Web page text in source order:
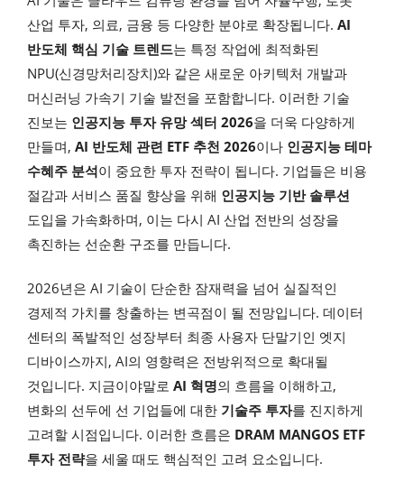
산업 투자, 의료, 금융 등 다양한 분야로 확장됩니다. AI
반도체 핵심 기술 트렌드는 특정 작업에 최적화된
NPU(신경망처리장치)와 같은 새로운 아키텍처 개발과
머신러닝 가속기 기술 발전을 포함합니다. 이러한 기술
진보는 인공지능 투자 유망 섹터 2026을 더욱 다양하게
만들며, AI 반도체 관련 ETF 추천 2026이나 인공지능 테마
수혜주 분석이 중요한 투자 전략이 됩니다. 기업들은 비용
절감과 서비스 품질 향상을 위해 인공지능 기반 솔루션
도입을 가속화하며, 이는 다시 AI 산업 전반의 성장을
촉진하는 선순환 구조를 만듭니다.
2026년은 AI 기술이 단순한 잠재력을 넘어 실질적인
경제적 가치를 창출하는 변곡점이 될 전망입니다. 데이터
센터의 폭발적인 성장부터 최종 사용자 단말기인 엣지
디바이스까지, AI의 영향력은 전방위적으로 확대될
것입니다. 지금이야말로 AI 혁명의 흐름을 이해하고,
변화의 선두에 선 기업들에 대한 기술주 투자를 진지하게
고려할 시점입니다. 이러한 흐름은 DRAM MANGOS ETF
투자 전략을 세울 때도 핵심적인 고려 요소입니다.